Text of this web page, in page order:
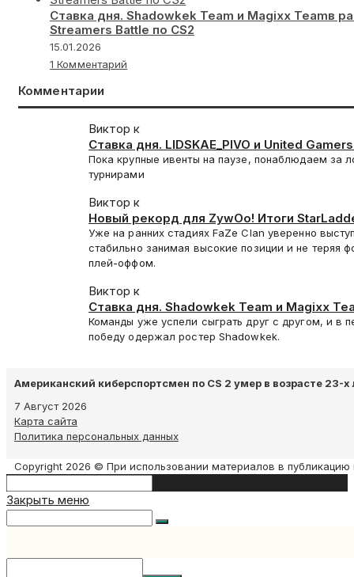
Ставка дня. Shadowkek Team и Magixx Teamв
Streamers Battle по CS2
15.01.2026
1 Комментарий
Комментарии
Виктор к
Ставка дня. LIDSKAE_PIVO и United
Betera Esports League по CS2
Пока крупные ивенты на паузе, понаблюдаем за
турнирами
Виктор к
Новый рекорд для ZywOo! Итоги
Budapest Major 2025
Уже на ранних стадиях FaZe Clan уверенно
стабильно занимая высокие позиции и не теряя
плей-оффом.
Виктор к
Ставка дня. Shadowkek Team и Magixx
рамках BB Streamers Battle по CS2
Команды уже успели сыграть друг с другом, и в
победу одержал ростер Shadowkek.
Американский киберспортсмен по CS 2 умер в возрасте 23-х
7 Август 2026
Карта сайта
Политика персональных данных
Copyright 2026 © При использовании материалов в
this
Закрыть меню